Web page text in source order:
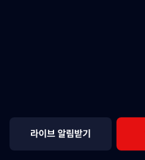
라이브 알림받기